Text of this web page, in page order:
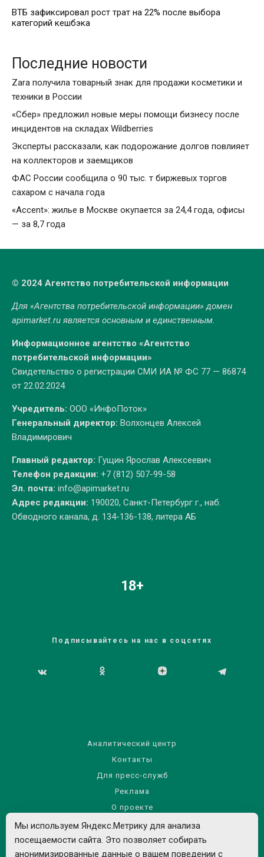
ВТБ зафиксировал рост трат на 22% после выбора
категорий кешбэка
Последние новости
Zara получила товарный знак для продажи косметики и
техники в России
«Сбер» предложил новые меры помощи бизнесу после
инцидентов на складах Wildberries
Эксперты рассказали, как подорожание долгов повлияет
на коллекторов и заемщиков
ФАС России сообщила о 90 тыс. т биржевых торгов
сахаром с начала года
«Accent»: жилье в Москве окупается за 24,4 года, офисы
— за 8,7 года
© 2024 Агентство потребительской информации
Для «Агентства потребительской информации» домен
apimarket.ruявляется основным и единственным.
Информационное агентство «Агентство
потребительской информации»
Свидетельство о регистрации СМИ ИА № ФС 77 — 86874
от 22.02.2024
Учредитель: ООО «ИнфоПоток»
Генеральный директор: Волхонцев Алексей
Владимирович
Главный редактор: Гущин Ярослав Алексеевич
Телефон редакции: +7 (812) 507-99-58
Эл. почта: info@apimarket.ru
Адрес редакции: 190020, Санкт-Петербург г., наб.
Обводного канала, д. 134-136-138, литера АБ
18+
Подписывайтесь на нас в соцсетях
Аналитический центр
Контакты
Для пресс-служб
Реклама
О проекте
Правила использования материалов сайта
Политика обработки персональных данных
Мы используем Яндекс.Метрику для анализа
посещаемости сайта. Это позволяет собирать
анонимизированные данные о вашем поведении с